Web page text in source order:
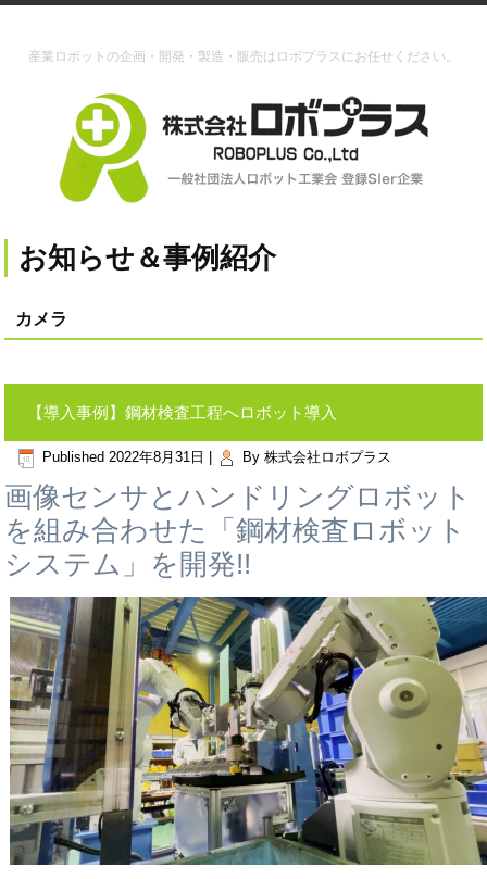
産業ロボットの企画・開発・製造・販売はロボプラスにお任せください。
お知らせ＆事例紹介
カメラ
【導入事例】鋼材検査工程へロボット導入
Published 2022年8月31日 By 株式会社ロボプラス
画像センサとハンドリングロボット
を組み合わせた「鋼材検査ロボット
システム」を開発!!